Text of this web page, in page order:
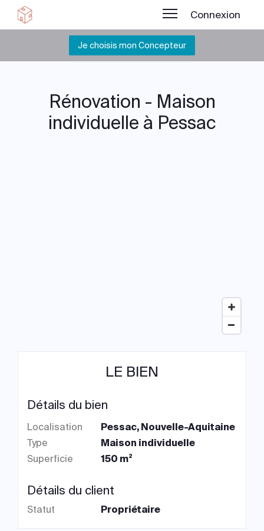
Connexion
Je choisis mon Concepteur
Rénovation - Maison
individuelle à Pessac
LE BIEN
Détails du bien
Localisation
Pessac, Nouvelle-Aquitaine
Type
Maison individuelle
Superficie
150 m²
Détails du client
Statut Propriétaire